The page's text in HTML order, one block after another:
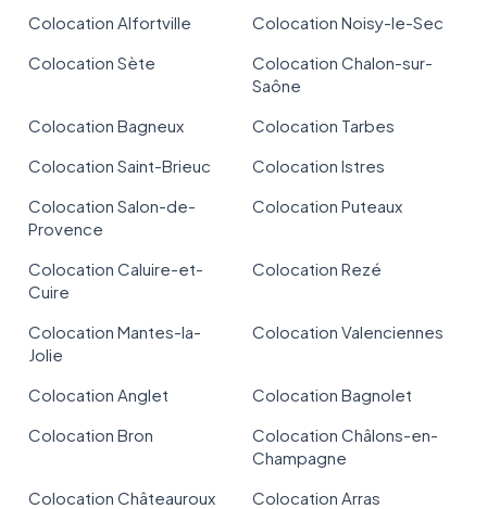
Colocation Alfortville
Colocation Noisy-le-Sec
Colocation Sète
Colocation Chalon-sur-
Saône
Colocation Bagneux
Colocation Tarbes
Colocation Saint-Brieuc
Colocation Istres
Colocation Salon-de-
Provence
Colocation Puteaux
Colocation Caluire-et-
Cuire
Colocation Rezé
Colocation Mantes-la-
Jolie
Colocation Valenciennes
Colocation Anglet
Colocation Bagnolet
Colocation Bron
Colocation Châlons-en-
Champagne
Colocation Châteauroux
Colocation Arras